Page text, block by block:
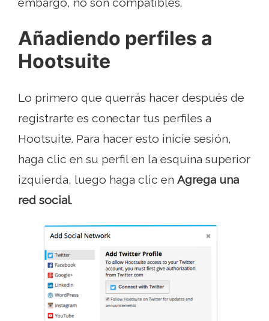
Añadiendo perfiles a
Hootsuite
Lo primero que querrás hacer después de
registrarte es conectar tus perfiles a
Hootsuite. Para hacer esto inicie sesión,
haga clic en su perfil en la esquina superior
izquierda, luego haga clic en Agrega una
red social.